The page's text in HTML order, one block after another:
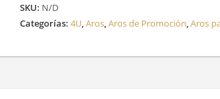
SKU: N/D
Categorías: 4U,Aros,Aros de Promoción,Aros